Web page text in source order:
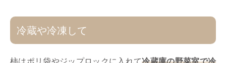
冷蔵や冷凍して